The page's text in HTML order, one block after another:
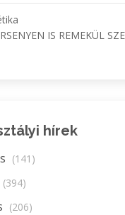
IS REMEKÜL
hírek
(141)
(394)
(206)